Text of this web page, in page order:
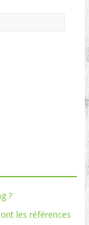
?
les références